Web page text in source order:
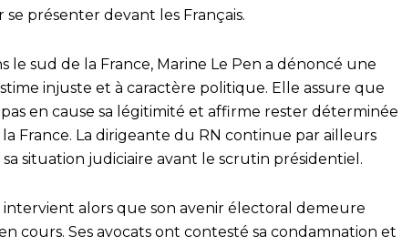
présenter devant les Français.
le sud de la France, Marine Le Pen a dénoncé une
injuste et à caractère politique. Elle assure que
en cause sa légitimité et affirme rester déterminée
France. La dirigeante du RN continue par ailleurs
situation judiciaire avant le scrutin présidentiel.
alors que son avenir électoral demeure
cours. Ses avocats ont contesté sa condamnation et